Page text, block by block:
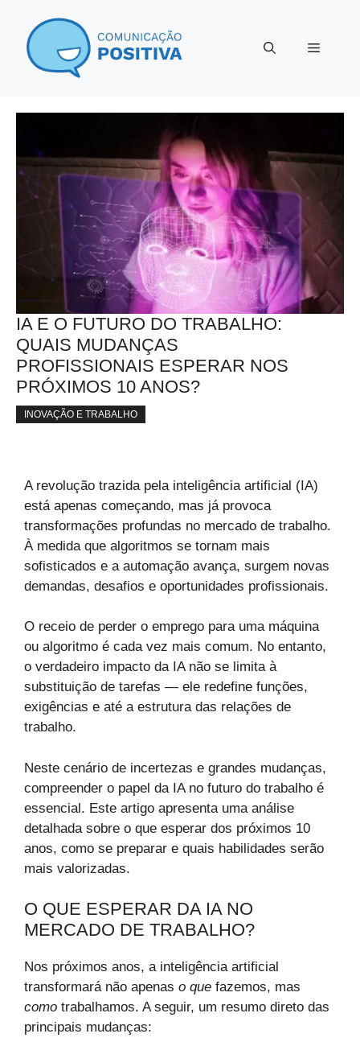
conteúdo
Menu
IA E O FUTURO DO TRABALHO:
QUAIS MUDANÇAS
PROFISSIONAIS ESPERAR NOS
PRÓXIMOS 10 ANOS?
INOVAÇÃO E TRABALHO
A revolução trazida pela inteligência artificial (IA)
está apenas começando, mas já provoca
transformações profundas no mercado de trabalho.
À medida que algoritmos se tornam mais
sofisticados e a automação avança, surgem novas
demandas, desafios e oportunidades profissionais.
O receio de perder o emprego para uma máquina
ou algoritmo é cada vez mais comum. No entanto,
o verdadeiro impacto da IA não se limita à
substituição de tarefas — ele redefine funções,
exigências e até a estrutura das relações de
trabalho.
Neste cenário de incertezas e grandes mudanças,
compreender o papel da IA no futuro do trabalho é
essencial. Este artigo apresenta uma análise
detalhada sobre o que esperar dos próximos 10
anos, como se preparar e quais habilidades serão
mais valorizadas.
O QUE ESPERAR DA IA NO
MERCADO DE TRABALHO?
Nos próximos anos, a inteligência artificial
transformará não apenas o que fazemos, mas
como trabalhamos. A seguir, um resumo direto das
principais mudanças: